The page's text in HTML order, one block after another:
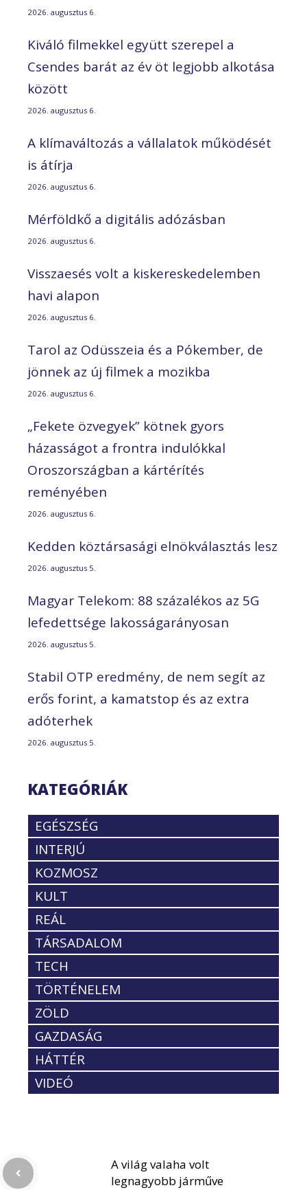
2026. augusztus 6.
Kiváló filmekkel együtt szerepel a
Csendes barát az év öt legjobb alkotása
között
2026. augusztus 6.
A klímaváltozás a vállalatok működését
is átírja
2026. augusztus 6.
Mérföldkő a digitális adózásban
2026. augusztus 6.
Visszaesés volt a kiskereskedelemben
havi alapon
2026. augusztus 6.
Tarol az Odüsszeia és a Pókember, de
jönnek az új filmek a mozikba
2026. augusztus 6.
„Fekete özvegyek” kötnek gyors
házasságot a frontra indulókkal
Oroszországban a kártérítés
reményében
2026. augusztus 6.
Kedden köztársasági elnökválasztás lesz
2026. augusztus 5.
Magyar Telekom: 88 százalékos az 5G
lefedettsége lakosságarányosan
2026. augusztus 5.
Stabil OTP eredmény, de nem segít az
erős forint, a kamatstop és az extra
adóterhek
2026. augusztus 5.
KATEGÓRIÁK
EGÉSZSÉG
INTERJÚ
KOZMOSZ
KULT
REÁL
TÁRSADALOM
TECH
TÖRTÉNELEM
ZÖLD
GAZDASÁG
HÁTTÉR
VIDEÓ
A világ valaha volt
legnagyobb járműve